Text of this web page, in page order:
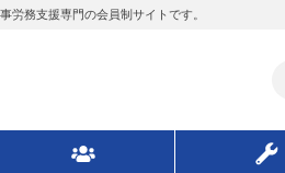
労務支援専門の会員制サイトです。